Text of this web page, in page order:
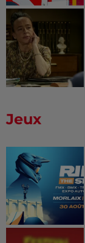
Jeux